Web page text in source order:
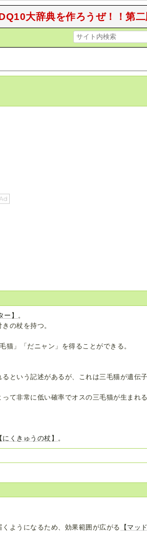
大辞典を作ろうぜ！！第
ー】
。
の杖を持つ。
猫」「だニャン」を得ることができる。
という記述があるが、これは三毛猫が遺伝
て非常に低い確率でオスの三毛猫が生まれ
【にくきゅうの杖】 。
ようになるため、効果範囲が広がる
【マッ